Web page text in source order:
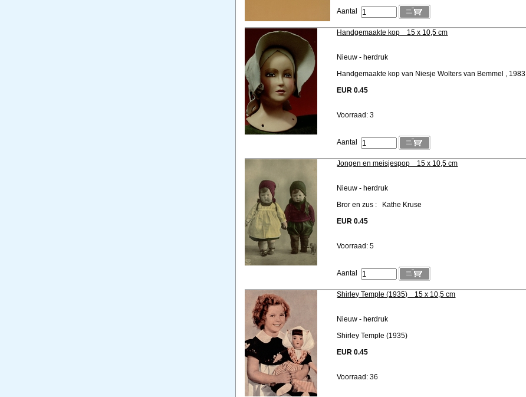
Aantal
Handgemaakte kop 15 x 10,5 cm
Nieuw - herdruk
Handgemaakte kop van Niesje Wolters van Bemmel , 1983
EUR 0.45
Voorraad: 3
Aantal
Jongen en meisjespop 15 x 10,5 cm
Nieuw - herdruk
Bror en zus : Kathe Kruse
EUR 0.45
Voorraad: 5
Aantal
Shirley Temple (1935) 15 x 10,5 cm
Nieuw - herdruk
Shirley Temple (1935)
EUR 0.45
Voorraad: 36